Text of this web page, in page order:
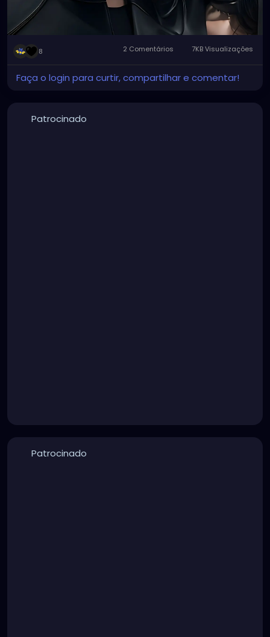
8 2 Comentários 7KB Visualizações
Faça o login para curtir, compartilhar e comentar!
Patrocinado
Patrocinado